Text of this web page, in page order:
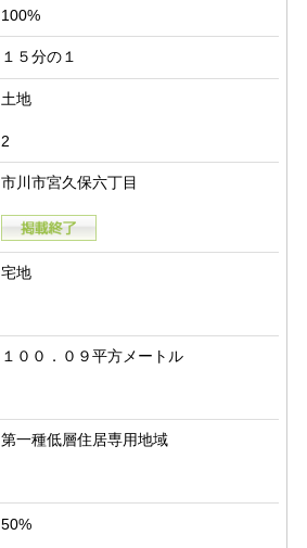
100%
１５分の１
土地
2
市川市宮久保六丁目
宅地
１００．０９平方メートル
第一種低層住居専用地域
50%